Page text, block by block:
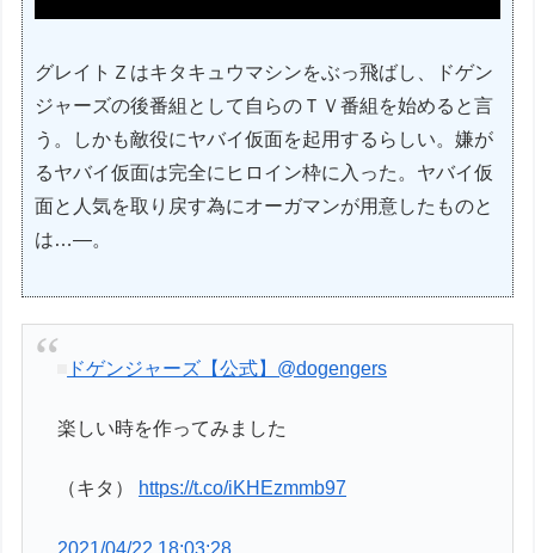
グレイトＺはキタキュウマシンをぶっ飛ばし、ドゲン
ジャーズの後番組として自らのＴＶ番組を始めると言
う。しかも敵役にヤバイ仮面を起用するらしい。嫌が
るヤバイ仮面は完全にヒロイン枠に入った。ヤバイ仮
面と人気を取り戻す為にオーガマンが用意したものと
は…―。
ドゲンジャーズ【公式】 @dogengers
楽しい時を作ってみました
（キタ） https://t.co/iKHEzmmb97
2021/04/22 18:03:28